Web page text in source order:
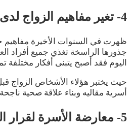
4- تغير مفاهيم الزواج لدى جيل الألفية الحديث
ظهرت في السنوات الأخيرة مفاهيم
جذورها الراسخة تغذي جميع أفراد
اليوم فقد أصبح يتبنى أفكار
حيث يختبر هؤلاء الأشخاص الزواج
أسرية مقاليه وبناء علاقة صحية
5- معارضة الأسرة لقرار الزواج أو طلب تأخيره